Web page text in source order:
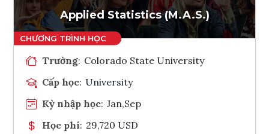
Applied Statistics (M.A.S.)
Trường: Colorado State University
Cấp học: University
Kỳ nhập học: Jan,Sep
Học phí: 29,720 USD